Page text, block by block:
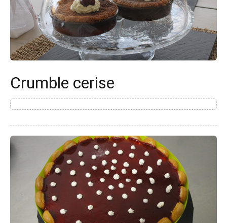
Crumble cerise